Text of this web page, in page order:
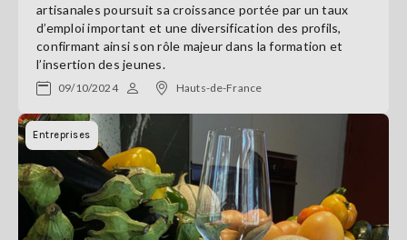
artisanales poursuit sa croissance portée par un taux
d’emploi important et une diversification des profils,
confirmant ainsi son rôle majeur dans la formation et
l’insertion des jeunes.
09/10/2024 Hauts-de-France
Entreprises